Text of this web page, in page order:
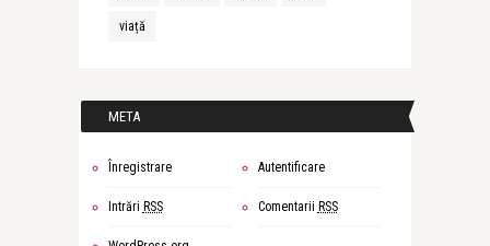
viață
META
Înregistrare Autentificare
Intrări RSS Comentarii RSS